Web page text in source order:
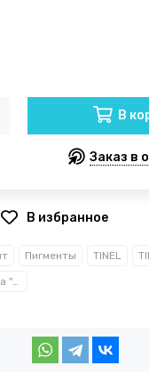
В
Заказ в
В избранное
Пигменты TINEL
Минеральная линейка "TOUCH"